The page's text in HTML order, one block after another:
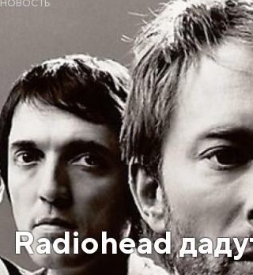
Radiohead
НОВОСТЬ